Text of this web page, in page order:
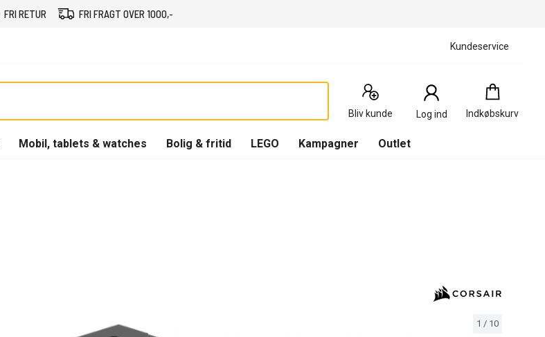
FRI RETUR FRI FRAGT OVER 1000,-
Kundeservice
Bliv kunde Log ind Indkøbskurv
Indkøbskurv
0
Produkter
Mobil, tablets & watches Bolig & fritid LEGO Kampagner Outlet
1 / 10